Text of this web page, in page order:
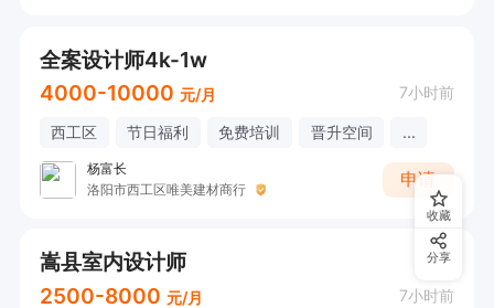
全案设计师4k-1w
4000-10000 元/月 7小时前
西工区 节日福利 免费培训 晋升空间 ...
杨富长
洛阳市西工区唯美建材商行
申请
嵩县室内设计师
2500-8000 元/月 7小时前
收藏
分享